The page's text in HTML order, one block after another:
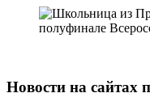
Новости на сайтах